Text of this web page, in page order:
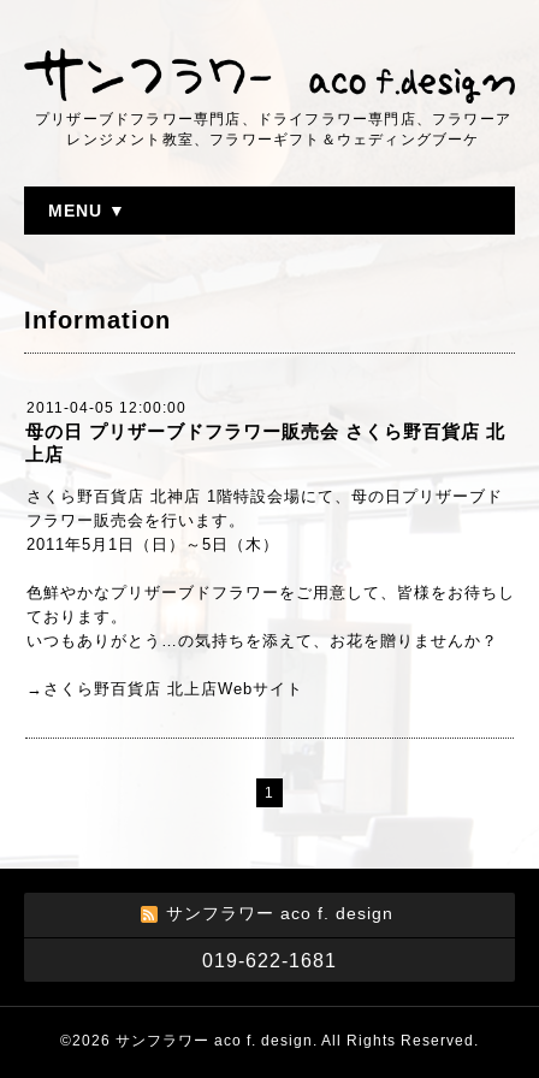
プリザーブドフラワー専門店、ドライフラワー専門店、フラワーア
レンジメント教室、フラワーギフト＆ウェディングブーケ
MENU ▼
Information
2011-04-05 12:00:00
母の日 プリザーブドフラワー販売会 さくら野百貨店 北
上店
さくら野百貨店 北神店 1階特設会場にて、母の日プリザーブド
フラワー販売会を行います。
2011年5月1日（日）～5日（木）
色鮮やかなプリザーブドフラワーをご用意して、皆様をお待ちし
ております。
いつもありがとう…の気持ちを添えて、お花を贈りませんか？
→ さくら野百貨店 北上店Webサイト
1
サンフラワー aco f. design
019-622-1681
©2026 サンフラワー aco f. design . All Rights Reserved.